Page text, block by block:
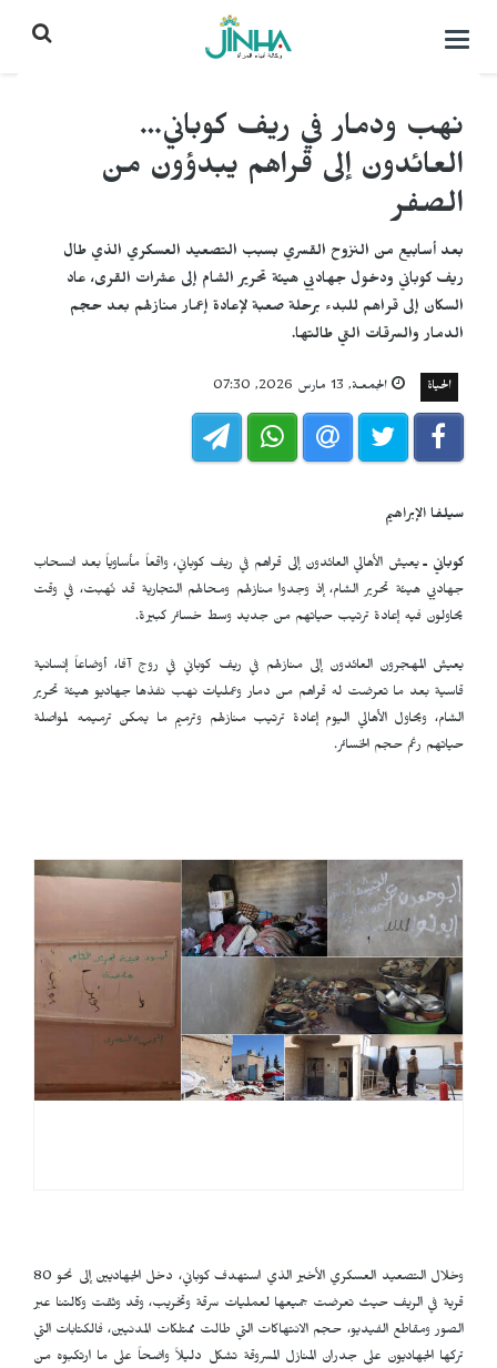
التحكم
نهب ودمار في ريف كوباني…
العائدون إلى قراهم يبدؤون من
الصفر
بعد أسابيع من النزوح القسري بسبب التصعيد العسكري الذي طال
ريف كوباني ودخول جهاديي هيئة تحرير الشام إلى عشرات القرى، عاد
السكان إلى قراهم للبدء برحلة صعبة لإعادة إعمار منازلهم بعد حجم
الدمار والسرقات التي طالتها.
الحياة الجمعـة, 13 مارس 2026, 07:30
سيلفا الإبراهيم
كوباني ـيعيش الأهالي العائدون إلى قراهم في ريف كوباني، واقعاً مأساوياً بعد انسحاب
جهاديي هيئة تحرير الشام، إذ وجدوا منازلهم ومحالهم التجارية قد نُهبت، في وقت
يحاولون فيه إعادة ترتيب حياتهم من جديد وسط خسائر كبيرة.
يعيش المهجرون العائدون إلى منازلهم في ريف كوباني في روج آفا، أوضاعاً إنسانية
قاسية بعد ما تعرضت له قراهم من دمار وعمليات نهب نفذها جهاديو هيئة تحرير
الشام، ويحاول الأهالي اليوم إعادة ترتيب منازلهم وترميم ما يمكن ترميمه لمواصلة
حياتهم رغم حجم الخسائر.
وخلال التصعيد العسكري الأخير الذي استهدف كوباني، دخل الجهاديين إلى نحو 80
قرية في الريف حيث تعرضت جميعها لعمليات سرقة وتخريب، وقد وثقت وكالتنا عبر
الصور ومقاطع الفيديو، حجم الانتهاكات التي طالت ممتلكات المدنيين، فالكتابات التي
تركها الجهاديون على جدران المنازل المسروقة تشكل دليلاً واضحاً على ما ارتكبوه من